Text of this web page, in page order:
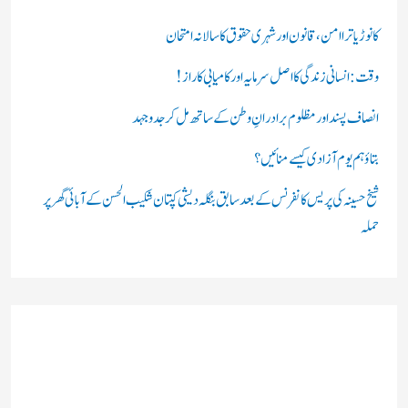
ں
:
کانوڑ یاترا امن،قانون اور شہری حقوق کا سالانہ امتحان
وقت: انسانی زندگی کا اصل سرمایہ اور کامیابی کا راز !
انصاف پسند اور مظلوم برادرانِ وطن کے ساتھ مل کر جدوجہد
بتاؤ ہم یوم آزادی کیسے منائیں؟
شیخ حسینہ کی پریس کانفرنس کے بعد سابق بنگلہ دیشی کپتان شکیب الحسن کے آبائی گھر پر
حملہ